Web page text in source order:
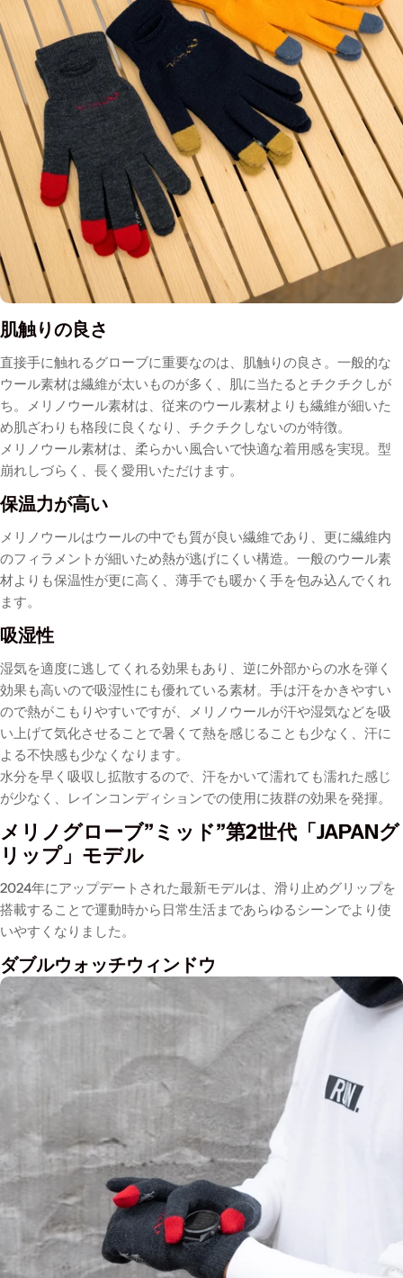
肌触りの良さ
直接手に触れるグローブに重要なのは、肌触りの良さ。 一般的な
ウール素材は繊維が太いものが多く、肌に当たるとチクチクしが
ち。メリノウール素材は、従来のウール素材よりも繊維が細いた
め肌ざわりも格段に良くなり、チクチクしないのが特徴。
メリノウール素材は、柔らかい風合いで快適な着用感を実現。型
崩れしづらく、長く愛用いただけます。
保温力が高い
メリノウールはウールの中でも質が良い繊維であり、更に繊維内
のフィラメントが細いため熱が逃げにくい構造。一般のウール素
材よりも保温性が更に高く、薄手でも暖かく手を包み込んでくれ
ます。
吸湿性
湿気を適度に逃してくれる効果もあり、逆に外部からの水を弾く
効果も高いので吸湿性にも優れている素材。手は汗をかきやすい
ので熱がこもりやすいですが、メリノウールが汗や湿気などを吸
い上げて気化させることで暑くて熱を感じることも少なく、汗に
よる不快感も少なくなります。
水分を早く吸収し拡散するので、汗をかいて濡れても濡れた感じ
が少なく、レインコンディションでの使用に抜群の効果を発揮。
メリノグローブ”ミッド”第2世代「JAPANグ
リップ」モデル
2024年にアップデートされた最新モデルは、滑り止めグリップを
搭載することで運動時から日常生活まであらゆるシーンでより使
いやすくなりました。
ダブルウォッチウィンドウ